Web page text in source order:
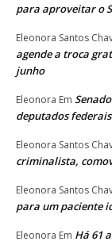
para aproveitar o
Eleonora Santos
agende a troca
junho
Eleonora Em
deputados
Eleonora Santos
criminalista,
Eleonora Santos
para um paciente
Eleonora Em Há 61